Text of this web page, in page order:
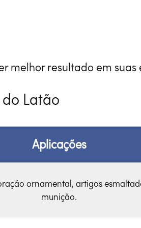
melhor resultado em suas
Latão
Aplicações
ornamental, artigos
munição.